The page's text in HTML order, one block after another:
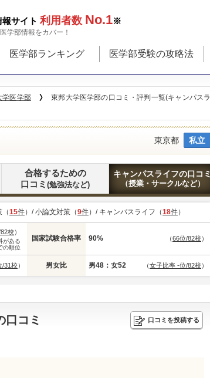
サイト 利用者数 No.1※
学部情報をカバー！
医学部ランキング 医学部受験の攻略法
学医学部
東邦大学医学部の口コミ・評判一覧(キャンパスラ
東京都 私立
合格するための
口コミ (勉強法など)
キャンパスライフの口コミ
（授業・サークルなど）
（15件）/ 小論文対策（9件）/ キャンパスライフ（18件）
校）
がある
の順位
国家試験合格率 90% （66位/82校）
/31校） 男女比 男48：女52 （女子比率 -位/82校）
口コミ 口コミを投稿する